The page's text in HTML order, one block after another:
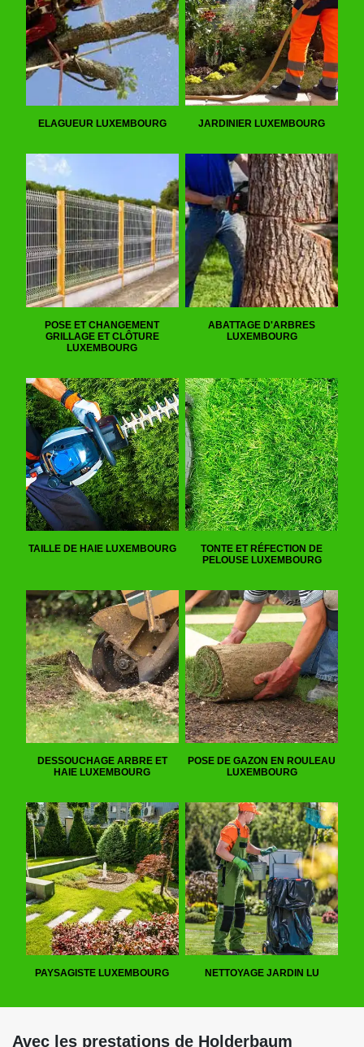
ELAGUEUR LUXEMBOURG JARDINIER LUXEMBOURG
POSE ET CHANGEMENT
GRILLAGE ET CLÔTURE
LUXEMBOURG
ABATTAGE D'ARBRES
LUXEMBOURG
TAILLE DE HAIE LUXEMBOURG
TONTE ET RÉFECTION DE
PELOUSE LUXEMBOURG
DESSOUCHAGE ARBRE ET
HAIE LUXEMBOURG
POSE DE GAZON EN ROULEAU
LUXEMBOURG
PAYSAGISTE LUXEMBOURG NETTOYAGE JARDIN LU
Avec les prestations de Holderbaum